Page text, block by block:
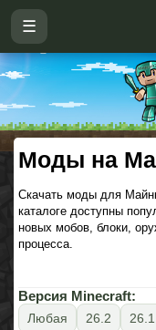
☰
Моды на
Скачать моды для
каталоге доступны
новых мобов, блоки,
процесса.
Версия Minecraft:
Любая 26.2